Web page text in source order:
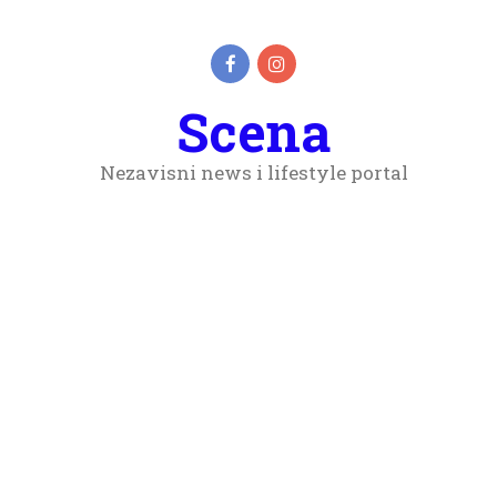
Scena
Nezavisni news i lifestyle portal